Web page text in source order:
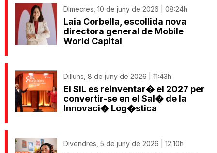
Dimecres, 10 de juny de 2026 | 08:24h
Laia Corbella, escollida nova
directora general de Mobile
World Capital
Dilluns, 8 de juny de 2026 | 11:43h
El SIL es reinventar� el 2027 per
convertir-se en el Sal� de la
Innovaci� Log�stica
Divendres, 5 de juny de 2026 | 12:10h